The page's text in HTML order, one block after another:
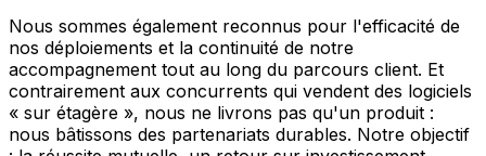
Nous sommes également reconnus pour l'efficacité de
nos déploiements et la continuité de notre
accompagnement tout au long du parcours client. Et
contrairement aux concurrents qui vendent des logiciels
« sur étagère », nous ne livrons pas qu'un produit :
nous bâtissons des partenariats durables. Notre objectif